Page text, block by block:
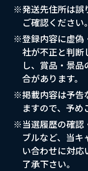
※発送先住所は誤
ご確認ください。
※登録内容に虚偽
社が不正と判断
し、賞品・景
合があります。
※掲載内容は予告
ますので、予め
※当選履歴の確認
ブルなど、当キ
い合わせに対
了承下さい。